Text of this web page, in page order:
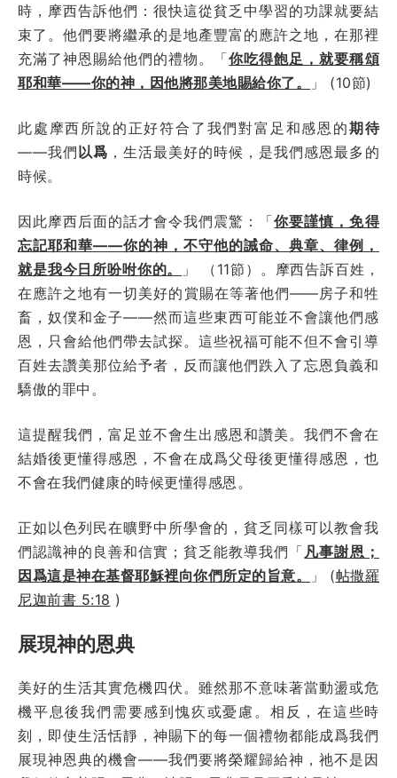
時，摩西告訴他們：很快這從貧乏中學習的功課就要結
束了。他們要將繼承的是地產豐富的應許之地，在那裡
充滿了神恩賜給他們的禮物。「你吃得飽足，就要稱頌
耶和華——你的神，因他將那美地賜給你了。
」 (10節)
此處摩西所說的正好符合了我們對富足和感恩的期待
——我們以爲 ，生活最美好的時候，是我們感恩最多的
時候。
因此摩西后面的話才會令我們震驚：「你要謹慎，免得
忘記耶和華——你的神，不守他的誡命、典章、律例，
就是我今日所吩咐你的。
」 （11節）。摩西告訴百姓，
在應許之地有一切美好的賞賜在等著他們——房子和牲
畜，奴僕和金子——然而這些東西可能並不會讓他們感
恩，只會給他們帶去試探。這些祝福可能不但不會引導
百姓去讚美那位給予者，反而讓他們跌入了忘恩負義和
驕傲的罪中。
這提醒我們，富足並不會生出感恩和讚美。我們不會在
結婚後更懂得感恩，不會在成爲父母後更懂得感恩，也
不會在我們健康的時候更懂得感恩。
正如以色列民在曠野中所學會的，貧乏同樣可以教會我
們認識神的良善和信實；貧乏能教導我們 「 凡事謝恩；
因爲這是神在基督耶穌裡向你們所定的旨意。
」 (帖撒羅
尼迦前書 5:18 )
展現神的恩典
美好的生活其實危機四伏。雖然那不意味著當動盪或危
機平息後我們需要感到愧疚或憂慮。相反，在這些時
刻，即使生活恬靜，神賜下的每一個禮物都能成爲我們
展現神恩典的機會——我們要將榮耀歸給神，祂不是因